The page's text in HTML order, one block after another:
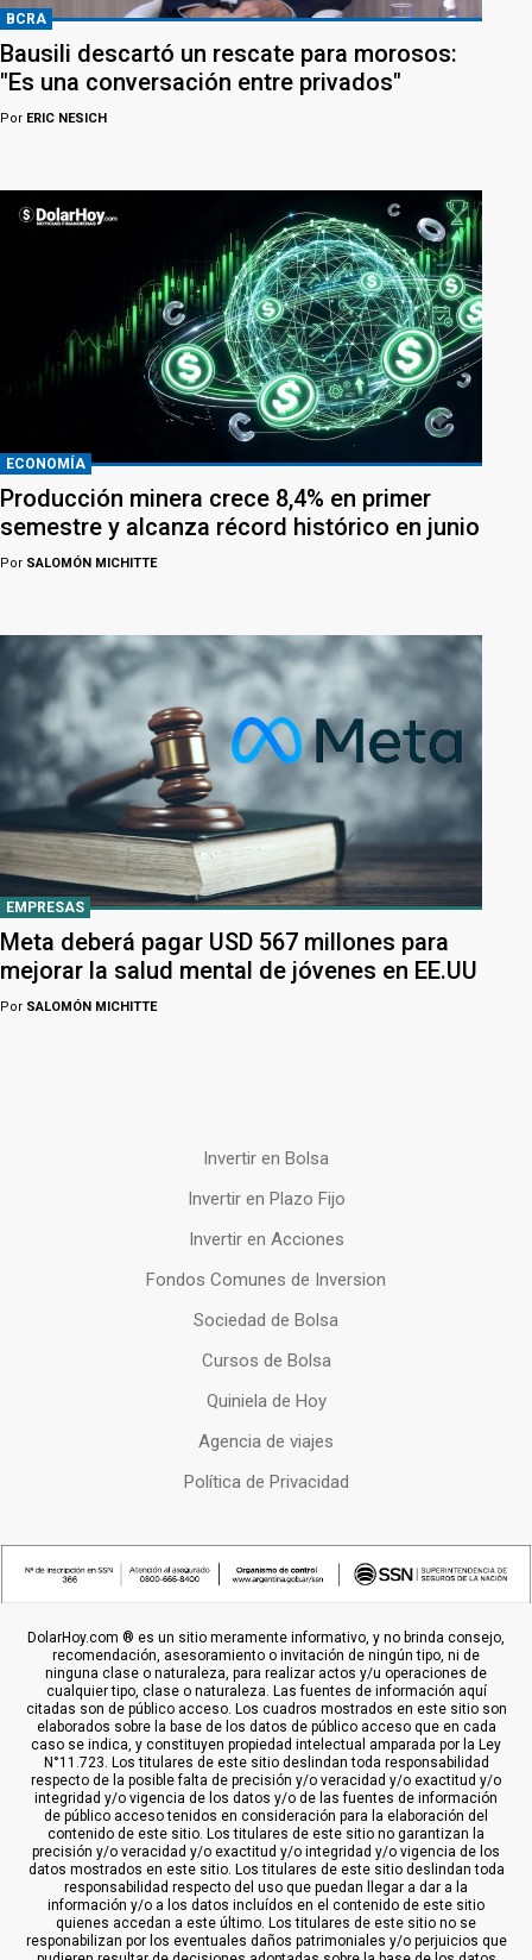
BCRA
Bausili descartó un rescate para morosos:
"Es una conversación entre privados"
Por ERIC NESICH
ECONOMÍA
Producción minera crece 8,4% en primer
semestre y alcanza récord histórico en junio
Por SALOMÓN MICHITTE
EMPRESAS
Meta deberá pagar USD 567 millones para
mejorar la salud mental de jóvenes en EE.UU
Por SALOMÓN MICHITTE
Invertir en Bolsa
Invertir en Plazo Fijo
Invertir en Acciones
Fondos Comunes de Inversion
Sociedad de Bolsa
Cursos de Bolsa
Quiniela de Hoy
Agencia de viajes
Política de Privacidad
DolarHoy.com ® es un sitio meramente informativo, y no brinda consejo,
recomendación, asesoramiento o invitación de ningún tipo, ni de
ninguna clase o naturaleza, para realizar actos y/u operaciones de
cualquier tipo, clase o naturaleza. Las fuentes de información aquí
citadas son de público acceso. Los cuadros mostrados en este sitio son
elaborados sobre la base de los datos de público acceso que en cada
caso se indica, y constituyen propiedad intelectual amparada por la Ley
N°11.723. Los titulares de este sitio deslindan toda responsabilidad
respecto de la posible falta de precisión y/o veracidad y/o exactitud y/o
integridad y/o vigencia de los datos y/o de las fuentes de información
de público acceso tenidos en consideración para la elaboración del
contenido de este sitio. Los titulares de este sitio no garantizan la
precisión y/o veracidad y/o exactitud y/o integridad y/o vigencia de los
datos mostrados en este sitio. Los titulares de este sitio deslindan toda
responsabilidad respecto del uso que puedan llegar a dar a la
información y/o a los datos incluídos en el contenido de este sitio
quienes accedan a este último. Los titulares de este sitio no se
responabilizan por los eventuales daños patrimoniales y/o perjuicios que